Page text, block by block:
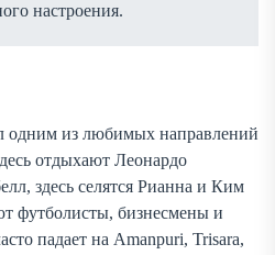
настроения.
одним из любимых направлений
отдыхают Леонардо
здесь селятся Рианна и Ким
футболисты, бизнесмены и
падает на Amanpuri, Trisara,